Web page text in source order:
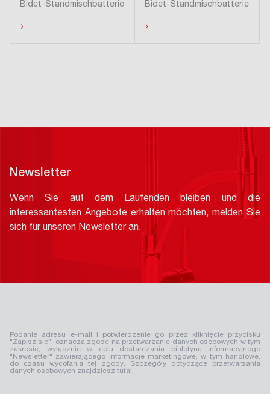
Bidet-Standmischbatterie
›
Bidet-Standmischbatterie
›
Newsletter
Wenn Sie auf dem Laufenden bleiben und die
interessantesten Angebote erhalten möchten, melden Sie
sich für unseren Newsletter an.
Podanie adresu e-mail i potwierdzenie go przez kliknięcie przycisku
"Zapisz się", oznacza zgodę na przetwarzanie danych osobowych w tym
zakresie, wyłącznie w celu dostarczania biuletynu informacyjnego
"Newsletter" zawierającego informacje marketingowe, w tym handlowe,
do czasu wycofania tej zgody. Szczegóły dotyczące przetwarzania
danych osobowych znajdziesz tutaj.